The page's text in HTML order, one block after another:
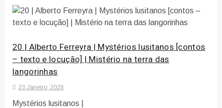
20 | Alberto Ferreyra | Mystérios lusitanos [contos
– texto e locução] | Mistério na terra das
langorinhas
23 Janeiro, 2026
Mystérios lusitanos |